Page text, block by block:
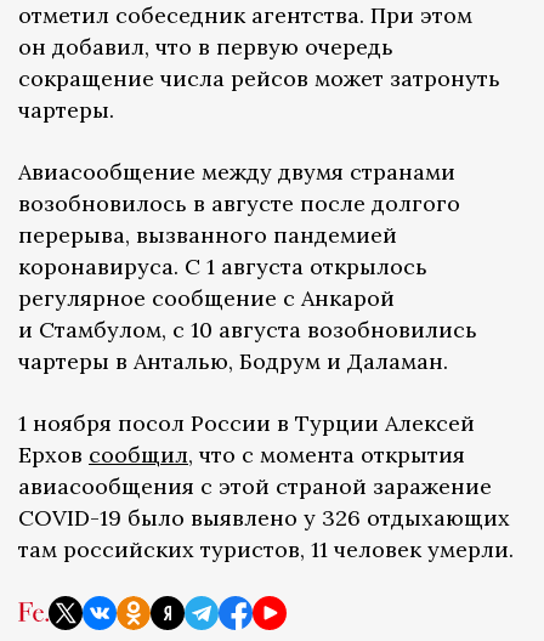
отметил собеседник агентства. При этом
он добавил, что в первую очередь
сокращение числа рейсов может затронуть
чартеры.
Авиасообщение между двумя странами
возобновилось в августе после долгого
перерыва, вызванного пандемией
коронавируса. С 1 августа открылось
регулярное сообщение с Анкарой
и Стамбулом, с 10 августа возобновились
чартеры в Анталью, Бодрум и Даламан.
1 ноября посол России в Турции Алексей
Ерхов сообщил, что с момента открытия
авиасообщения с этой страной заражение
COVID-19 было выявлено у 326 отдыхающих
там российских туристов, 11 человек умерли.